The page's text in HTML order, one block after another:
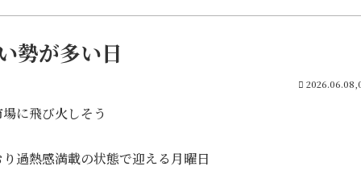
勢が多い日
に飛び火しそう
過熱感満載の状態で迎える月曜日